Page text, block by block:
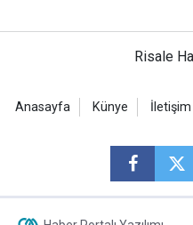
Risale
Anasayfa Künye İletişim